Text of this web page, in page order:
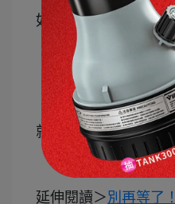
如果出現以下三種：
用手觸摸車身感
明顯感覺到車身
車身撥水性減少
就可再次打蠟
延伸閱讀＞別再等了